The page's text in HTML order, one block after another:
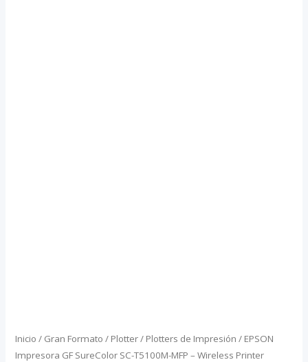
Inicio / Gran Formato / Plotter/ Plotters de Impresión / EPSON
Impresora GF SureColor SC-T5100M-MFP – Wireless Printer